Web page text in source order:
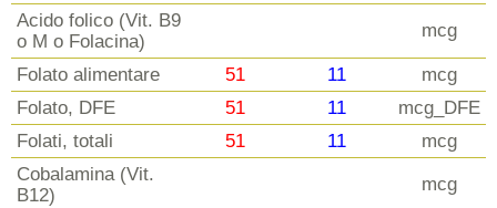
Acido folico (Vit. B9
o M o Folacina)
mcg
Folato alimentare 51 11
mcg
Folato, DFE
51 11
mcg_DFE
Folati, totali
51 11
mcg
Cobalamina (Vit.
B12)
mcg